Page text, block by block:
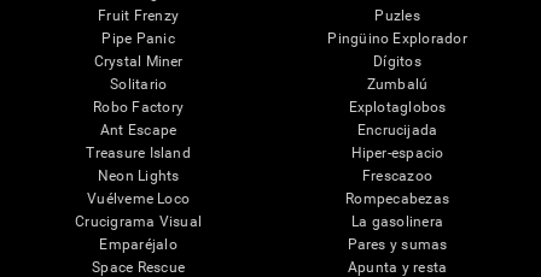
Fruit Frenzy
Pipe Panic
Crystal Miner
Solitario
Robo Factory
Ant Escape
Treasure Island
Neon Lights
Vuélveme Loco
Crucigrama Visual
Emparéjalo
Space Rescue
Puzles
Pingüino Explorador
Dígitos
Zumbalú
Explotaglobos
Encrucijada
Hiper-espacio
Frescazoo
Rompecabezas
La gasolinera
Pares y sumas
Apunta y resta